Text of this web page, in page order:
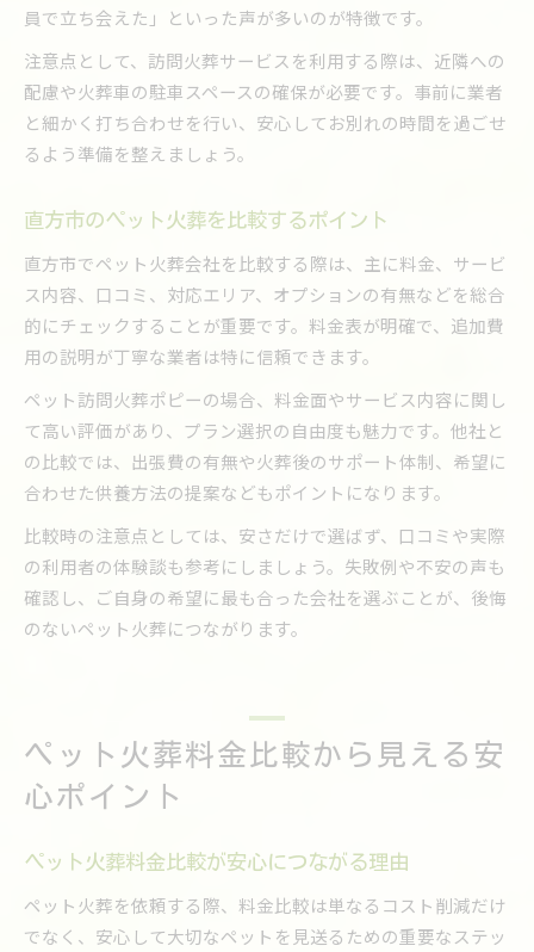
員で立ち会えた」といった声が多いのが特徴です。
注意点として、訪問火葬サービスを利用する際は、近隣への
配慮や火葬車の駐車スペースの確保が必要です。事前に業者
と細かく打ち合わせを行い、安心してお別れの時間を過ごせ
るよう準備を整えましょう。
直方市のペット火葬を比較するポイント
直方市でペット火葬会社を比較する際は、主に料金、サービ
ス内容、口コミ、対応エリア、オプションの有無などを総合
的にチェックすることが重要です。料金表が明確で、追加費
用の説明が丁寧な業者は特に信頼できます。
ペット訪問火葬ポピーの場合、料金面やサービス内容に関し
て高い評価があり、プラン選択の自由度も魅力です。他社と
の比較では、出張費の有無や火葬後のサポート体制、希望に
合わせた供養方法の提案などもポイントになります。
比較時の注意点としては、安さだけで選ばず、口コミや実際
の利用者の体験談も参考にしましょう。失敗例や不安の声も
確認し、ご自身の希望に最も合った会社を選ぶことが、後悔
のないペット火葬につながります。
ペット火葬料金比較から見える安
心ポイント
ペット火葬料金比較が安心につながる理由
ペット火葬を依頼する際、料金比較は単なるコスト削減だけ
でなく、安心して大切なペットを見送るための重要なステッ